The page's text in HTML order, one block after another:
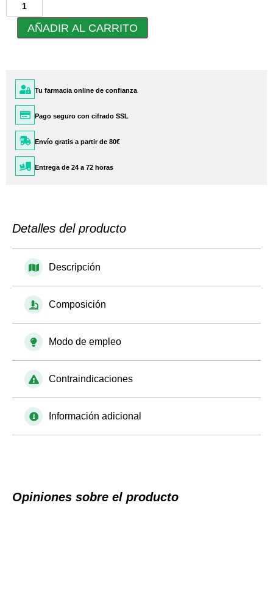
AÑADIR AL CARRITO
Tu farmacia online de confianza
Pago seguro con cifrado SSL
Envío gratis a partir de 80€
Entrega de 24 a 72 horas
Detalles del producto
Descripción
Composición
Modo de empleo
Contraindicaciones
Información adicional
Opiniones sobre el producto